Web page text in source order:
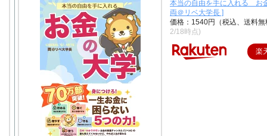
本当の自由を手に入れる お
両＠リベ大学長 ]
価格：1540円（税込、送料
2/18時点)
楽